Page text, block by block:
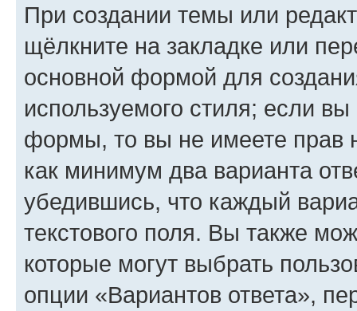
При создании темы или
щёлкните на закладке или
основной формой для
используемого стиля; если
формы, то вы не имеете прав
как минимум два варианта
убедившись, что каждый
текстового поля. Вы также
которые могут выбрать
опции «Вариантов ответа»,